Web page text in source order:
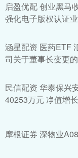
启盈优配 创业黑马
强化电子版权认证
涵星配资 医药ETF
司关于董事长变更
民信配资 华泰保兴
40253万元 净值增
摩根证券 深物业